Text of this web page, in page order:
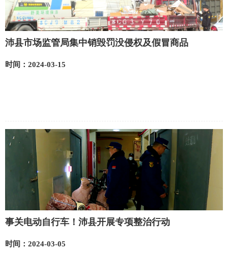
沛县市场监管局集中销毁罚没侵权及假冒商品
时间：2024-03-15
事关电动自行车！沛县开展专项整治行动
时间：2024-03-05